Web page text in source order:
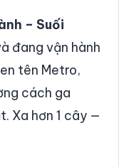
– Suối
đang vận hành
tên Metro,
cách ga
Xa hơn 1 cây —